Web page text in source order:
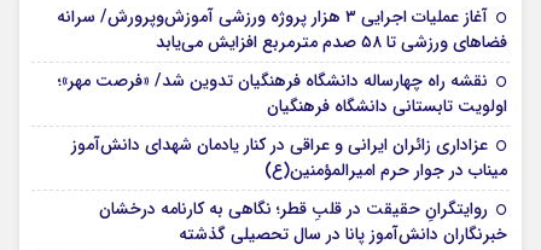
آغاز عملیات اجرایی ۳ هزار پروژه ورزشی آموزش‌وپرورش/ سرانه
فضاهای ورزشی تا ۵۸ صدم مترمربع افزایش می‌یابد
نقشه راه چهار‌ساله دانشگاه فرهنگیان تدوین شد/ «فرصت مهر»؛
اولویت تابستانی دانشگاه فرهنگیان
عزاداری زائران ایرانی و عراقی در کنار یادمان شهدای دانش‌آموز
میناب در جوار حرم امیرالمؤمنین(ع)
روایتگرانِ حقیقت در قلبِ قطر؛ نگاهی به کارنامه درخشان
خبرنگاران دانش‌آموز پانا در سال تحصیلی گذشته